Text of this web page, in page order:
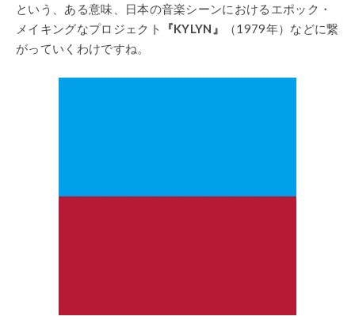
という、ある意味、日本の音楽シーンにおけるエポック・
メイキングなプロジェクト
『KYLYN』
（1979年）などに繋
がっていくわけですね。